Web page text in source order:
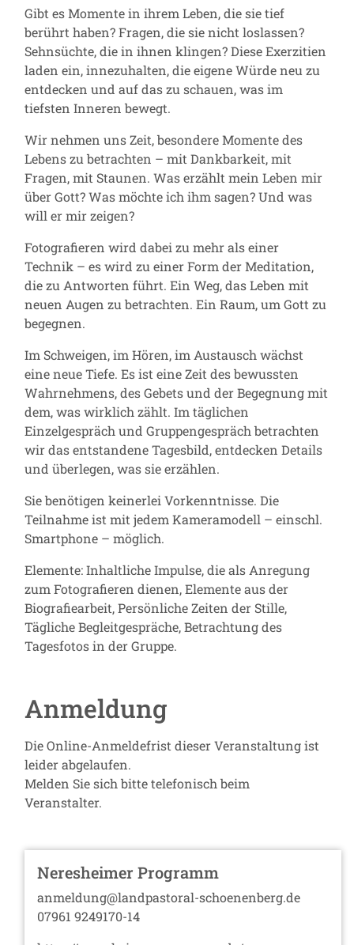
Gibt es Momente in ihrem Leben, die sie tief
berührt haben? Fragen, die sie nicht loslassen?
Sehnsüchte, die in ihnen klingen? Diese Exerzitien
laden ein, innezuhalten, die eigene Würde neu zu
entdecken und auf das zu schauen, was im
tiefsten Inneren bewegt.
Wir nehmen uns Zeit, besondere Momente des
Lebens zu betrachten – mit Dankbarkeit, mit
Fragen, mit Staunen. Was erzählt mein Leben mir
über Gott? Was möchte ich ihm sagen? Und was
will er mir zeigen?
Fotografieren wird dabei zu mehr als einer
Technik – es wird zu einer Form der Meditation,
die zu Antworten führt. Ein Weg, das Leben mit
neuen Augen zu betrachten. Ein Raum, um Gott zu
begegnen.
Im Schweigen, im Hören, im Austausch wächst
eine neue Tiefe. Es ist eine Zeit des bewussten
Wahrnehmens, des Gebets und der Begegnung mit
dem, was wirklich zählt. Im täglichen
Einzelgespräch und Gruppengespräch betrachten
wir das entstandene Tagesbild, entdecken Details
und überlegen, was sie erzählen.
Sie benötigen keinerlei Vorkenntnisse. Die
Teilnahme ist mit jedem Kameramodell – einschl.
Smartphone – möglich.
Elemente: Inhaltliche Impulse, die als Anregung
zum Fotografieren dienen, Elemente aus der
Biografiearbeit, Persönliche Zeiten der Stille,
Tägliche Begleitgespräche, Betrachtung des
Tagesfotos in der Gruppe.
Anmeldung
Die Online-Anmeldefrist dieser Veranstaltung ist
leider abgelaufen.
Melden Sie sich bitte telefonisch beim
Veranstalter.
Neresheimer Programm
anmeldung@landpastoral-schoenenberg.de
07961 9249170-14